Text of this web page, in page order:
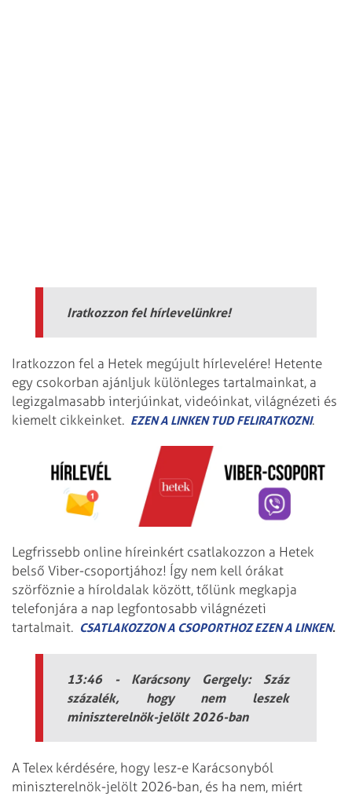
Iratkozzon fel hírlevelünkre!
Iratkozzon fel a Hetek megújult hírlevelére! Hetente
egy csokorban ajánljuk különleges tartalmainkat, a
legizgalmasabb interjúinkat, videóinkat, világnézeti és
kiemelt cikkeinket. EZEN A LINKEN TUD FELIRATKOZNI.
Legfrissebb online híreinkért csatlakozzon a Hetek
belső Viber-csoportjához! Így nem kell órákat
szörföznie a híroldalak között, tőlünk megkapja
telefonjára a nap legfontosabb világnézeti
tartalmait. CSATLAKOZZON A CSOPORTHOZ EZEN A LINKEN.
13:46 - Karácsony Gergely: Száz
százalék, hogy nem leszek
miniszterelnök-jelölt 2026-ban
A Telex kérdésére, hogy lesz-e Karácsonyból
miniszterelnök-jelölt 2026-ban, és ha nem, miért